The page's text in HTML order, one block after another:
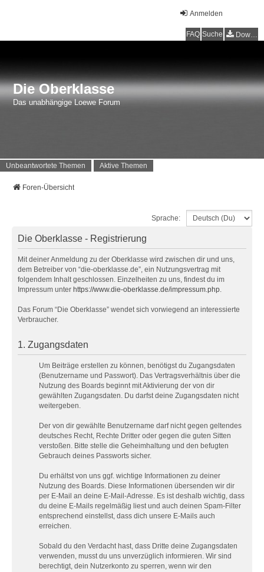
Anmelden
FAQ Suche Downloads
Die Oberklasse
Das unabhängige Loewe Forum
Unbeantwortete Themen Aktive Themen
Foren-Übersicht
Sprache:
Die Oberklasse - Registrierung
Mit deiner Anmeldung zu der Oberklasse wird zwischen dir und uns,
dem Betreiber von “die-oberklasse.de”, ein Nutzungsvertrag mit
folgendem Inhalt geschlossen. Einzelheiten zu uns, findest du im
Impressum unter https://www.die-oberklasse.de/impressum.php.
Das Forum “Die Oberklasse” wendet sich vorwiegend an interessierte
Verbraucher.
1. Zugangsdaten
Um Beiträge erstellen zu können, benötigst du Zugangsdaten
(Benutzername und Passwort). Das Vertragsverhältnis über die
Nutzung des Boards beginnt mit Aktivierung der von dir
gewählten Zugangsdaten. Du darfst deine Zugangsdaten nicht
weitergeben.
Der von dir gewählte Benutzername darf nicht gegen geltendes
deutsches Recht, Rechte Dritter oder gegen die guten Sitten
verstoßen. Bitte stelle die Geheimhaltung und den befugten
Gebrauch deines Passworts sicher.
Du erhältst von uns ggf. wichtige Informationen zu deiner
Nutzung des Boards. Diese Informationen übersenden wir dir
per E-Mail an deine E-Mail-Adresse. Es ist deshalb wichtig, dass
du deine E-Mails regelmäßig liest und auch deinen Spam-Filter
entsprechend einstellst, dass dich unsere E-Mails auch
erreichen.
Sobald du den Verdacht hast, dass Dritte deine Zugangsdaten
verwenden, musst du uns unverzüglich informieren. Wir sind
berechtigt, dein Nutzerkonto zu sperren, wenn wir den